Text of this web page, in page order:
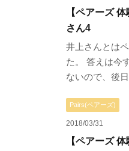
【ペアーズ
さん4
井上さんとは
た。 答えは今
ないので、後
Pairs(ペアーズ)
2018/03/31
【ペアーズ